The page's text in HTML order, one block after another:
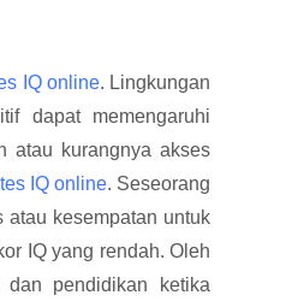
IQ online. Lingkungan
dapat memengaruhi
atau kurangnya akses
tes IQ online. Seseorang
kesempatan untuk
IQ yang rendah. Oleh
dan pendidikan ketika